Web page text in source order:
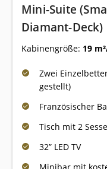
Mini-Suite
Diamant-Deck)
Kabinengröße: 19 m²
Zwei
gestellt)
Französischer
Tisch mit 2
32” LED TV